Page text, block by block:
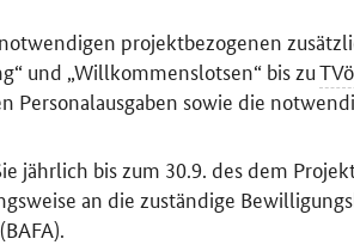
projektbezogenen
und „Willkommenslotsen“ bis zu
Personalausgaben sowie die
jährlich bis zum 30.9. des dem
an die zuständige